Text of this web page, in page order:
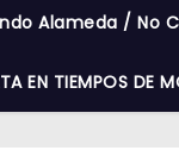
Alameda / No
EN TIEMPOS DE